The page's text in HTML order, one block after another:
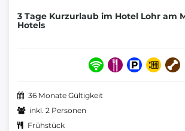
3 Tage Kurzurlaub im Hotel Lohr am
Hotels
36 Monate Gültigkeit
inkl. 2 Personen
Frühstück